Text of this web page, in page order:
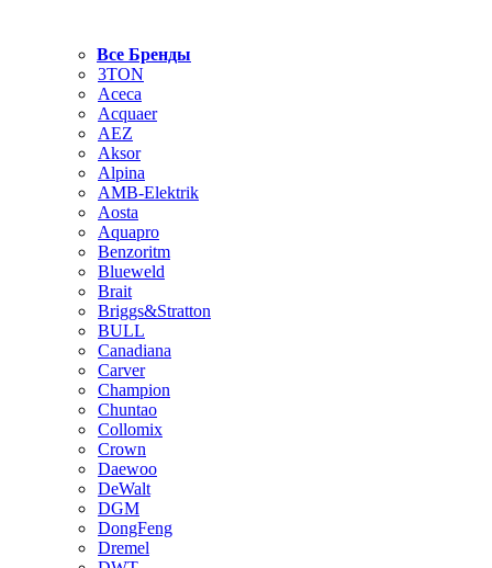
Все Бренды
3TON
Aceca
Acquaer
AEZ
Aksor
Alpina
AMB-Elektrik
Aosta
Aquapro
Benzoritm
Blueweld
Brait
Briggs&Stratton
BULL
Canadiana
Carver
Champion
Chuntao
Collomix
Crown
Daewoo
DeWalt
DGM
DongFeng
Dremel